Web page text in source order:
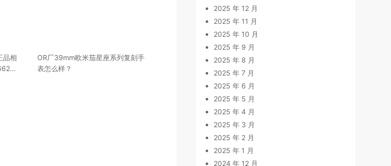
品相
做
OR厂39mm欧米茄星座系列复刻手
表怎么样？
2025 年 12 月
2025 年 11 月
2025 年 10 月
2025 年 9 月
2025 年 8 月
2025 年 7 月
2025 年 6 月
2025 年 5 月
2025 年 4 月
2025 年 3 月
2025 年 2 月
2025 年 1 月
2024 年 12 月